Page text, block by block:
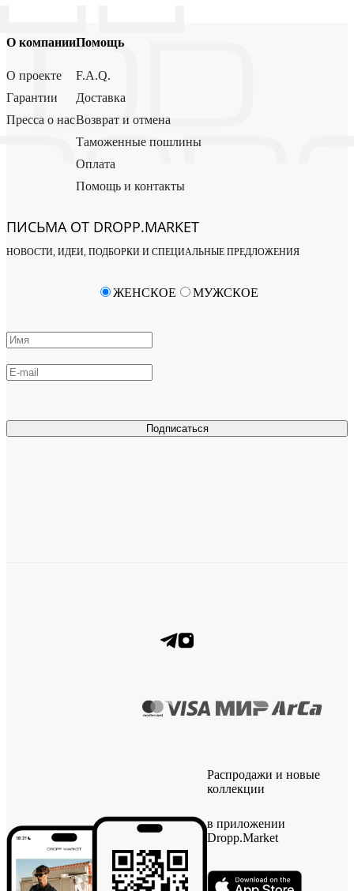
О компании
О проекте
Гарантии
Пресса о нас
Помощь
F.A.Q.
Доставка
Возврат и отмена
Таможенные пошлины
Оплата
Помощь и контакты
ПИСЬМА ОТ DROPP.MARKET
НОВОСТИ, ИДЕИ, ПОДБОРКИ И СПЕЦИАЛЬНЫЕ ПРЕДЛОЖЕНИЯ
Подписаться
ЖЕНСКОЕ МУЖСКОЕ
Распродажи и новые
коллекции
в приложении
Dropp.Market